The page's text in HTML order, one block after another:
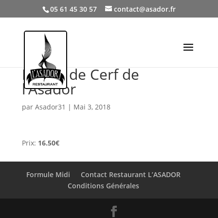
05 61 45 30 57 contact@asador.fr
Mijoté de Cerf de
l’Asador
par Asador31 | Mai 3, 2018
Prix: 16.50€
Formule Midi
Contact Restaurant L’ASADOR
Conditions Générales